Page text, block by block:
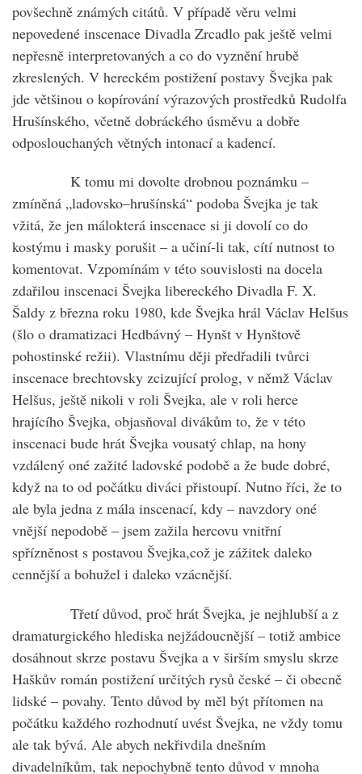
povšechně známých citátů. V případě věru velmi
nepovedené inscenace Divadla Zrcadlo pak ještě velmi
nepřesně interpretovaných a co do vyznění hrubě
zkreslených. V hereckém postižení postavy Švejka pak
jde většinou o kopírování výrazových prostředků Rudolfa
Hrušínského, včetně dobráckého úsměvu a dobře
odposlouchaných větných intonací a kadencí.
K tomu mi dovolte drobnou poznámku –
zmíněná „ladovsko–hrušínská“ podoba Švejka je tak
vžitá, že jen málokterá inscenace si ji dovolí co do
kostýmu i masky porušit – a učiní-li tak, cítí nutnost to
komentovat. Vzpomínám v této souvislosti na docela
zdařilou inscenaci Švejka libereckého Divadla F. X.
Šaldy z března roku 1980, kde Švejka hrál Václav Helšus
(šlo o dramatizaci Hedbávný – Hynšt v Hynštově
pohostinské režii). Vlastnímu ději předřadili tvůrci
inscenace brechtovsky zcizující prolog, v němž Václav
Helšus, ještě nikoli v roli Švejka, ale v roli herce
hrajícího Švejka, objasňoval divákům to, že v této
inscenaci bude hrát Švejka vousatý chlap, na hony
vzdálený oné zažité ladovské podobě a že bude dobré,
když na to od počátku diváci přistoupí. Nutno říci, že to
ale byla jedna z mála inscenací, kdy – navzdory oné
vnější nepodobě – jsem zažila hercovu vnitřní
spřízněnost s postavou Švejka,což je zážitek daleko
cennější a bohužel i daleko vzácnější.
Třetí důvod, proč hrát Švejka, je nejhlubší a z
dramaturgického hlediska nejžádoucnější – totiž ambice
dosáhnout skrze postavu Švejka a v širším smyslu skrze
Haškův román postižení určitých rysů české – či obecně
lidské – povahy. Tento důvod by měl být přítomen na
počátku každého rozhodnutí uvést Švejka, ne vždy tomu
ale tak bývá. Ale abych nekřivdila dnešním
divadelníkům, tak nepochybně tento důvod v mnoha